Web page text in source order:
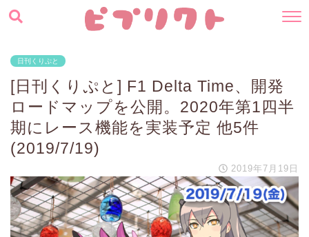
日刊くりぷと
[日刊くりぷと] F1 Delta Time、開発
ロードマップを公開。2020年第1四半
期にレース機能を実装予定 他5件
(2019/7/19)
2019年7月19日